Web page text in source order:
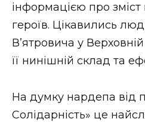
інформацією про зміст
героїв. Цікавились
В’ятровича у
її нинішній склад та
На думку нардепа від
Солідарність» це